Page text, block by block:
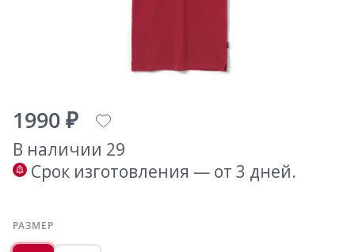
1990 ₽
В наличии 29
Срок изготовления — от 3 дней.
РАЗМЕР